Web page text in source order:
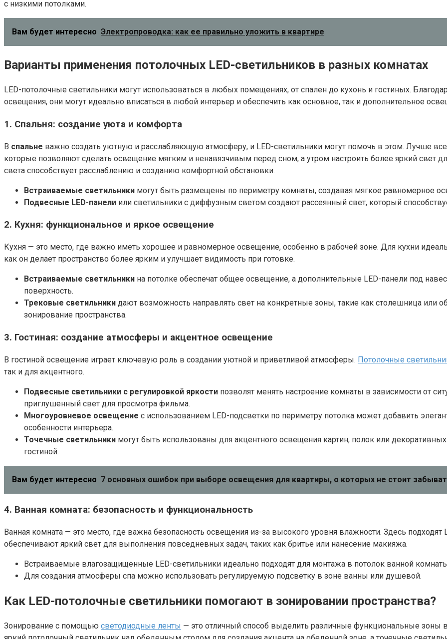
с низкими потолками.
Вам будет интересно Электропроводка: как ее правильно уложить в квартире
Варианты применения потолочных LED-светильников в разных комнатах
LED-потолочные светильники могут использоваться в любых помещениях, от спален до кухонь и гостиных.
освещения, они могут идеально вписаться в любой интерьер и обеспечить как основное, так и дополнительное
1. Спальня: создание уюта и комфорта
В спальне важно создать уютную и расслабляющую атмосферу, и LED-светильники могут помочь в этом. Лучше
которые позволяют сделать освещение мягким и ненавязчивым перед сном, а утром настроить более яркий свет
света способствует расслаблению и созданию комфортной обстановки.
Встраиваемые светильники могут быть размещены по периметру комнаты, создавая мягкое равномерное
Подвесные LED-панели или светильники с диффузным светом создают рассеянный свет, который
2. Кухня: функциональное и яркое освещение
Кухня — это место, где важно иметь хорошее и равномерное освещение, особенно в рабочей зоне. Для кухни
как он делает пространство более ярким и улучшает видимость при готовке.
Встраиваемые светильники на потолке обеспечат общее освещение, а дополнительные LED-панели под
поверхность.
Трековые светильники дают возможность направлять свет на конкретные зоны, такие как столешница или
зонирование пространства.
3. Гостиная: создание атмосферы и акцентное освещение
В гостиной освещение играет ключевую роль в создании уютной и приветливой атмосферы. Потолочные
так и для акцентного.
Подвесные светильники с регулировкой яркости позволят менять настроение комнаты в зависимости от
приглушенный свет для просмотра фильма.
Многоуровневое освещение с использованием LED-подсветки по периметру потолка может добавить
особенности интерьера.
Точечные светильники могут быть использованы для акцентного освещения картин, полок или
гостиной.
Вам будет интересно 7 основных ошибок при выборе освещения для квартиры, о которых не стоит
4. Ванная комната: безопасность и функциональность
Ванная комната — это место, где важна безопасность освещения из-за высокого уровня влажности. Здесь
обеспечивают яркий свет для выполнения повседневных задач, таких как бритье или нанесение макияжа.
Встраиваемые влагозащищенные LED-светильники идеально подходят для монтажа в потолок ванной
Для создания атмосферы спа можно использовать регулируемую подсветку в зоне ванны или душевой.
Как LED-потолочные светильники помогают в зонировании пространства?
Зонирование с помощью светодиодные ленты — это отличный способ выделить различные функциональные зоны